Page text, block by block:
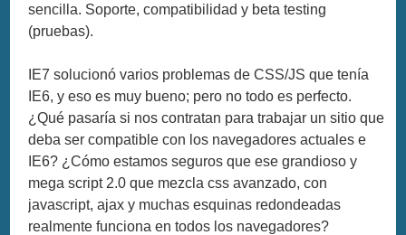
sencilla. Soporte, compatibilidad y beta testing
(pruebas).
IE7 solucionó varios problemas de CSS/JS que tenía
IE6, y eso es muy bueno; pero no todo es perfecto.
¿Qué pasaría si nos contratan para trabajar un sitio que
deba ser compatible con los navegadores actuales e
IE6? ¿Cómo estamos seguros que ese grandioso y
mega script 2.0 que mezcla css avanzado, con
javascript, ajax y muchas esquinas redondeadas
realmente funciona en todos los navegadores?